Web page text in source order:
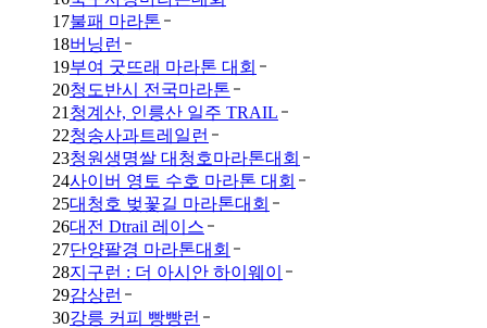
17불패 마라톤
18버닝런
19부여 굿뜨래 마라톤 대회
20청도반시 전국마라톤
21 청계산, 인릉산 일주 TRAIL
22청송사과트레일런
23청원생명쌀 대청호마라톤대회
24사이버 영토 수호 마라톤 대회
25대청호 벚꽃길 마라톤대회
26대전 Dtrail 레이스
27단양팔경 마라톤대회
28지구런 : 더 아시안 하이웨이
29감상런
30강릉 커피 빵빵런